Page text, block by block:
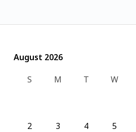
August 2026
August 2026
S
M T W
2 3 4 5